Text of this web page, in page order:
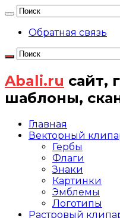
Обратная связь
Abali.ru сайт,
шаблоны,
Главная
Векторный
Гербы
Флаги
Знаки
Картинки
Эмблемы
Логотипы
Растровый